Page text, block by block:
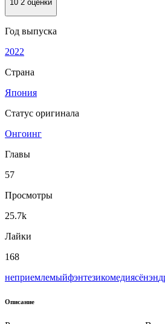
10 2 оценки
Год выпуска
2022
Страна
Япония
Статус оригинала
Онгоинг
Главы
57
Просмотры
25.7k
Лайки
168
неприемлемыйфэнтезикомедиясёнэн
Описание